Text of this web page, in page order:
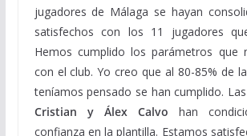
jugadores de Málaga se hayan
satisfechos con los 11 jugadores
Hemos cumplido los parámetros que
con el club. Yo creo que al 80-85% de
teníamos pensado se han cumplido.
Cristian y Álex Calvo han
confianza en la plantilla. Estamos